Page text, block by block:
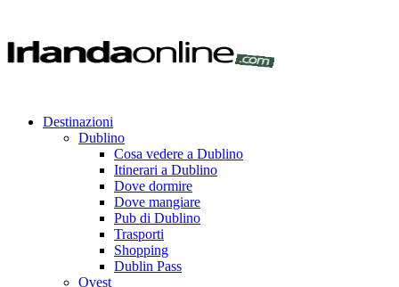
Destinazioni
Dublino
Cosa vedere a Dublino
Itinerari a Dublino
Dove dormire
Dove mangiare
Pub di Dublino
Trasporti
Shopping
Dublin Pass
Ovest